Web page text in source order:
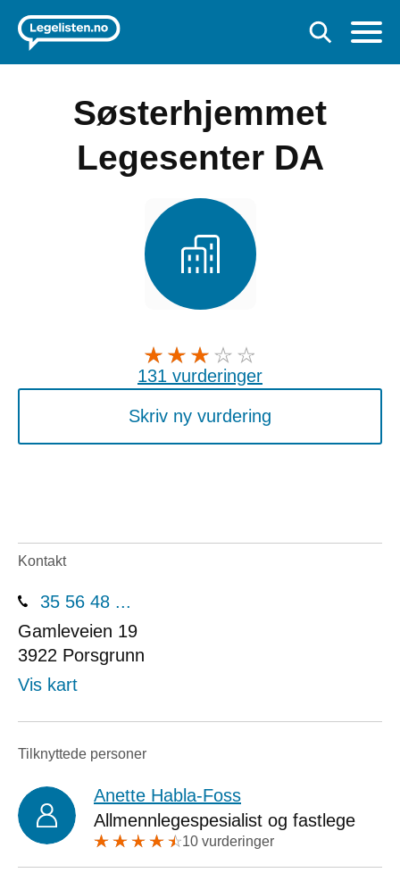
Søsterhjemmet
Legesenter DA
131 vurderinger
Skriv ny vurdering
Kontakt
35 56 48 ...
Gamleveien 19
3922 Porsgrunn
Vis kart
Tilknyttede personer
Anette Habla-Foss
Allmennlegespesialist og fastlege
10 vurderinger